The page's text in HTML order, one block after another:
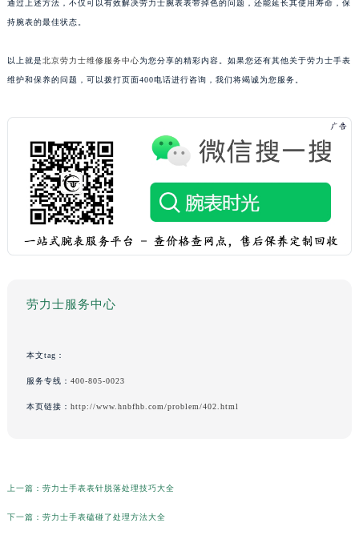
通过上述方法，不仅可以有效解决劳力士腕表表带掉色的问题，还能延长其使用寿命，保
持腕表的最佳状态。
以上就是北京劳力士维修服务中心为您分享的精彩内容。如果您还有其他关于劳力士手表
维护和保养的问题，可以拨打页面400电话进行咨询，我们将竭诚为您服务。
劳力士服务中心
本文tag：
服务专线： 400-805-0023
本页链接： http://www.hnbfhb.com/problem/402.html
上一篇： 劳力士手表表针脱落处理技巧大全
下一篇： 劳力士手表磕碰了处理方法大全